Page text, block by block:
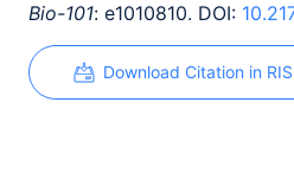
Bio-101: e1010810. DOI:
Download Citation in